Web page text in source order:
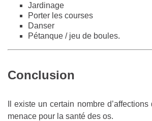
Jardinage
Porter les courses
Danser
Pétanque / jeu de boules.
Conclusion
Il existe un certain nombre
menace pour la santé des os.